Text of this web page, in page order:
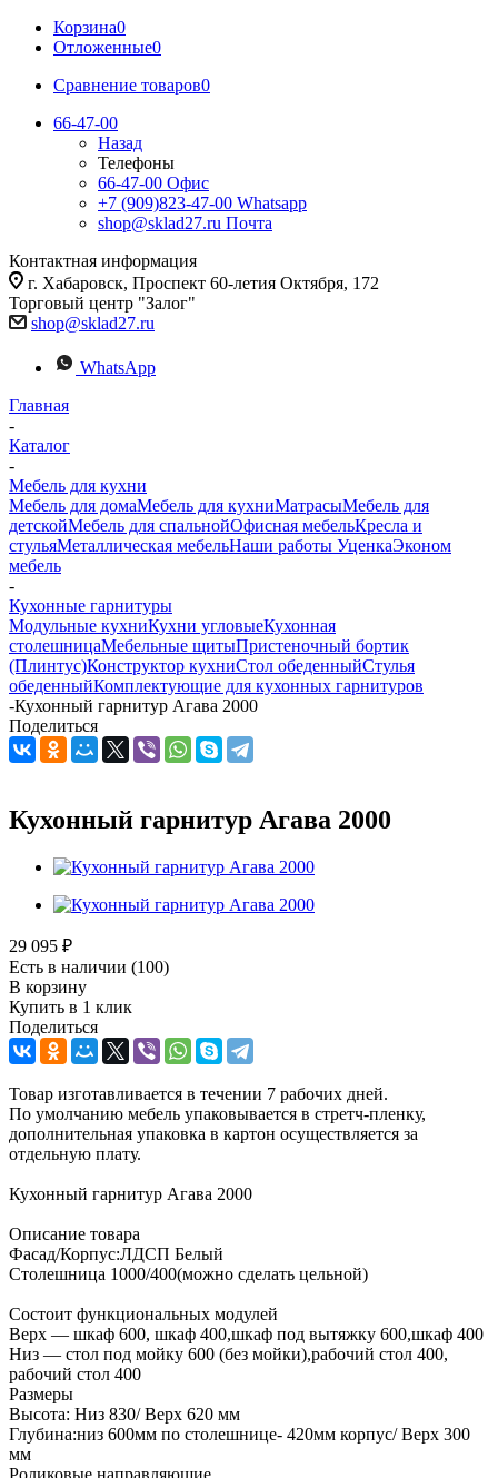
Корзина0
Отложенные0
Сравнение товаров0
66-47-00
Назад
Телефоны
66-47-00 Офис
+7 (909)823-47-00 Whatsapp
shop@sklad27.ru Почта
Контактная информация
г. Хабаровск, Проспект 60-летия Октября, 172
Торговый центр "Залог"
shop@sklad27.ru
WhatsApp
Главная
-
Каталог
-
Мебель для кухни
Мебель для домаМебель для кухниМатраcыМебель для
детскойМебель для спальнойОфисная мебельКресла и
стульяМеталлическая мебельНаши работы УценкаЭконом
мебель
-
Кухонные гарнитуры
Модульные кухниКухни угловыеКухонная
столешницаМебельные щитыПристеночный бортик
(Плинтус)Конструктор кухниСтол обеденныйСтулья
обеденныйКомплектующие для кухонных гарнитуров
-Кухонный гарнитур Агава 2000
Поделиться
Кухонный гарнитур Агава 2000
29 095 ₽
Есть в наличии (100)
В корзину
Купить в 1 клик
Поделиться
Товар изготавливается в течении 7 рабочих дней.
По умолчанию мебель упаковывается в стретч-пленку,
дополнительная упаковка в картон осуществляется за
отдельную плату.
Кухонный гарнитур Агава 2000
Описание товара
Фасад/Корпус:ЛДСП Белый
Столешница 1000/400(можно сделать цельной)
Состоит функциональных модулей
Верх — шкаф 600, шкаф 400,шкаф под вытяжку 600,шкаф 400
Низ — стол под мойку 600 (без мойки),рабочий стол 400,
рабочий стол 400
Размеры
Высота: Низ 830/ Верх 620 мм
Глубина:низ 600мм по столешнице- 420мм корпус/ Верх 300
мм
Роликовые направляющие